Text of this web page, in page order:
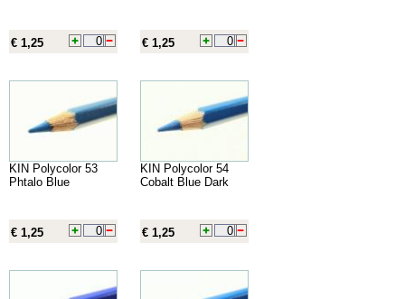
€ 1,25 € 1,25
KIN Polycolor 53
Phtalo Blue
€ 1,25
KIN Polycolor 54
Cobalt Blue Dark
€ 1,25